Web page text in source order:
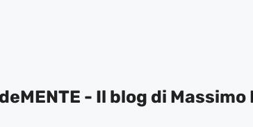
- Il blog di Massimo